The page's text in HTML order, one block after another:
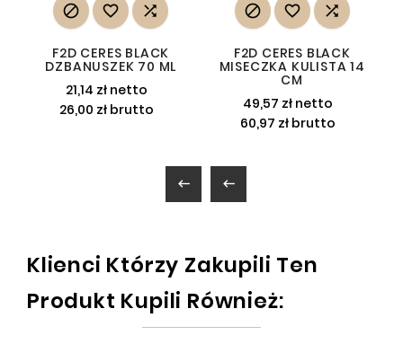
  
F2D CERES BLACK
DZBANUSZEK 70 ML
21,14 zł netto
26,00 zł brutto
  
F2D CERES BLACK
MISECZKA KULISTA 14
CM
49,57 zł netto
60,97 zł brutto
 
Klienci Którzy Zakupili Ten
Produkt Kupili Również: